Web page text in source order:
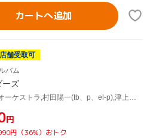
カートへ追加
店舗受取可
バム
ーズ
円
円（36%）おトク